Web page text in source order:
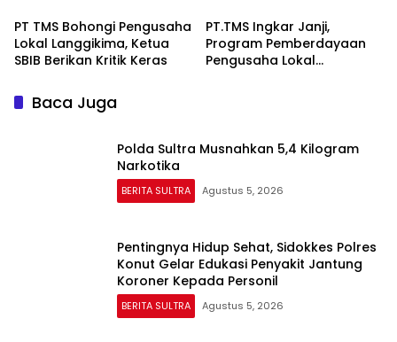
PT TMS Bohongi Pengusaha
Lokal Langgikima, Ketua
SBIB Berikan Kritik Keras
PT.TMS Ingkar Janji,
Program Pemberdayaan
Pengusaha Lokal
Baca Juga
Polda Sultra Musnahkan 5,4 Kilogram
Narkotika
BERITA SULTRA Agustus 5, 2026
Pentingnya Hidup Sehat, Sidokkes Polres
Konut Gelar Edukasi Penyakit Jantung
Koroner Kepada Personil
BERITA SULTRA Agustus 5, 2026